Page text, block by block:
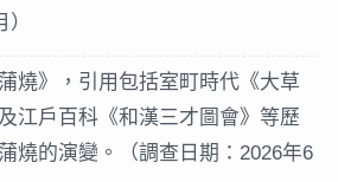
蒲燒》，引用包括室町時代《大草
江戶百科《和漢三才圖會》等歷
燒的演變。（調查日期：2026年6